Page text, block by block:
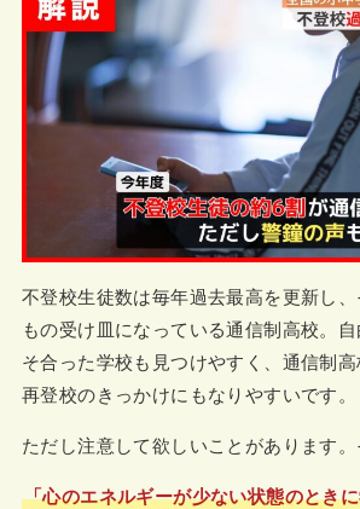
不登校生徒数は毎年過去最高を更新し
もの受け皿になっている通信制高校。
そ合った学校も見つけやすく、通信制高
再登校のきっかけにもなりやすいです。
ただし注意して欲しいことがあります
「心のエネルギーが少ない状態のとき